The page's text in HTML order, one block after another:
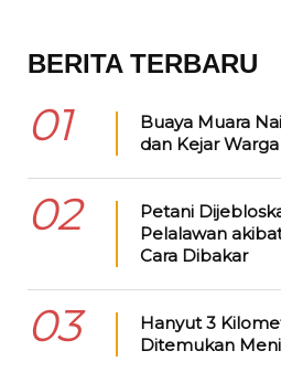
BERITA TERBARU
01
Buaya Muara
dan Kejar
02
Petani
Pelalawan
Cara Dibakar
03
Hanyut 3
Ditemukan